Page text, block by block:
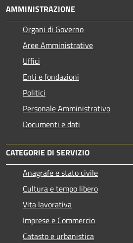
AMMINISTRAZIONE
Organi di Governo
Aree Amministrative
Uffici
Enti e fondazioni
Politici
Personale Amministrativo
Documenti e dati
CATEGORIE DI SERVIZIO
Anagrafe e stato civile
Cultura e tempo libero
Vita lavorativa
Imprese e Commercio
Catasto e urbanistica